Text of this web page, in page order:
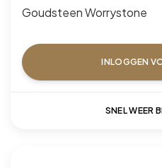
Goudsteen Worrystone
INLOGGEN
SNEL WEER